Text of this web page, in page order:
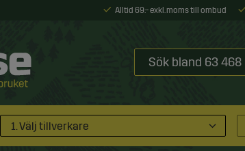
Alltid 69:- exkl. moms till ombud
1. Välj tillverkare